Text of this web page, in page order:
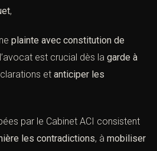
,
plainte avec constitution de
est crucial dès la garde à
et anticiper les
par le Cabinet ACI consistent
les contradictions, à mobiliser